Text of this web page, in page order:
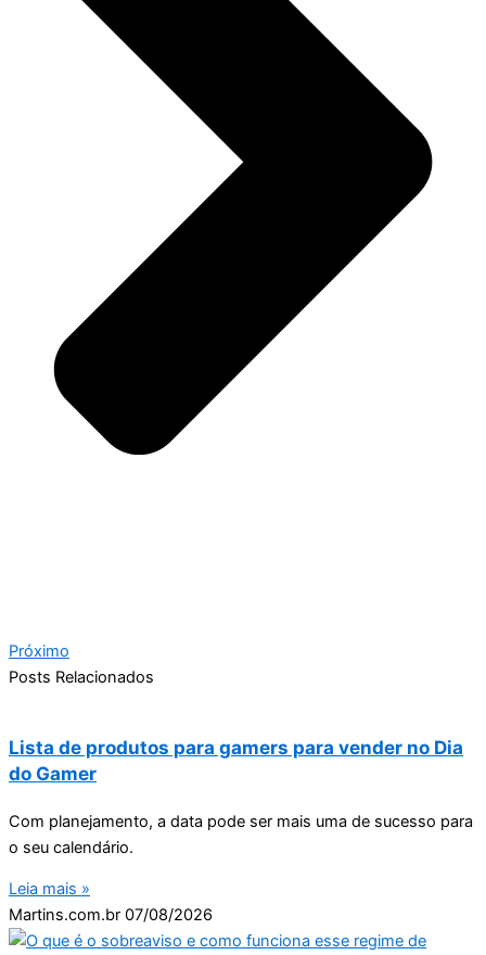
Próximo
Posts Relacionados
Lista de produtos para gamers para vender no Dia
do Gamer
Com planejamento, a data pode ser mais uma de sucesso para
o seu calendário.
Leia mais »
Martins.com.br 07/08/2026